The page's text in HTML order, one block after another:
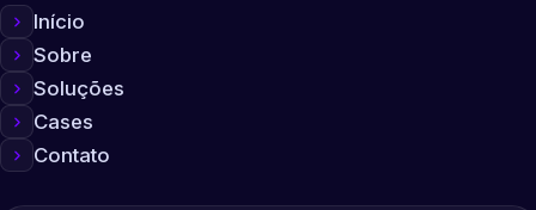
Início
Sobre
Soluções
Cases
Contato